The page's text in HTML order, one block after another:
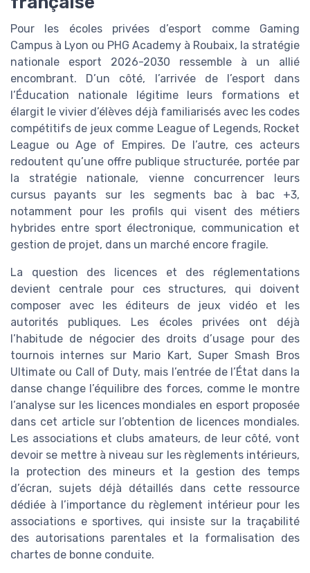
Pour les écoles privées d’esport comme Gaming
Campus à Lyon ou PHG Academy à Roubaix, la stratégie
nationale esport 2026-2030 ressemble à un allié
encombrant. D’un côté, l’arrivée de l’esport dans
l’Éducation nationale légitime leurs formations et
élargit le vivier d’élèves déjà familiarisés avec les codes
compétitifs de jeux comme League of Legends, Rocket
League ou Age of Empires. De l’autre, ces acteurs
redoutent qu’une offre publique structurée, portée par
la stratégie nationale, vienne concurrencer leurs
cursus payants sur les segments bac à bac +3,
notamment pour les profils qui visent des métiers
hybrides entre sport électronique, communication et
gestion de projet, dans un marché encore fragile.
La question des licences et des réglementations
devient centrale pour ces structures, qui doivent
composer avec les éditeurs de jeux vidéo et les
autorités publiques. Les écoles privées ont déjà
l’habitude de négocier des droits d’usage pour des
tournois internes sur Mario Kart, Super Smash Bros
Ultimate ou Call of Duty, mais l’entrée de l’État dans la
danse change l’équilibre des forces, comme le montre
l’analyse sur les licences mondiales en esport proposée
dans cet article sur l’obtention de licences mondiales.
Les associations et clubs amateurs, de leur côté, vont
devoir se mettre à niveau sur les règlements intérieurs,
la protection des mineurs et la gestion des temps
d’écran, sujets déjà détaillés dans cette ressource
dédiée à l’importance du règlement intérieur pour les
associations e sportives, qui insiste sur la traçabilité
des autorisations parentales et la formalisation des
chartes de bonne conduite.